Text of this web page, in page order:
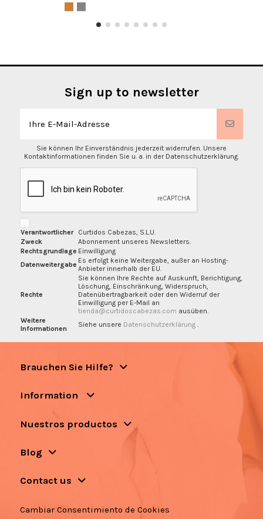
Sign up to newsletter
Sie können Ihr Einverständnis jederzeit widerrufen. Unsere
Kontaktinformationen finden Sie u. a. in der Datenschutzerklärung.
Verantwortlicher
Curtidos Cabezas, S.L.U.
Zweck
Abonnement unseres Newsletters.
Rechtsgrundlage Einwilligung
Datenweitergabe Es erfolgt keine Weitergabe, außer an Hosting-
Anbieter innerhalb der EU.
Rechte
Sie können Ihre Rechte auf Auskunft, Berichtigung,
Löschung, Einschränkung, Widerspruch,
Datenübertragbarkeit oder den Widerruf der
Einwilligung per E-Mail an
tienda@curtidoscabezas.com ausüben.
Weitere
Informationen
Siehe unsere Datenschutzerklärung
Brauchen Sie Hilfe?
Information
Nuestros productos
Blog
Contact us
Cambiar Consentimiento de Cookies